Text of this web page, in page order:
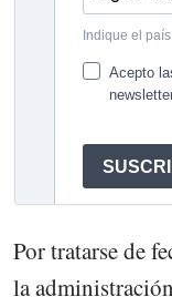
Por tratarse de
la